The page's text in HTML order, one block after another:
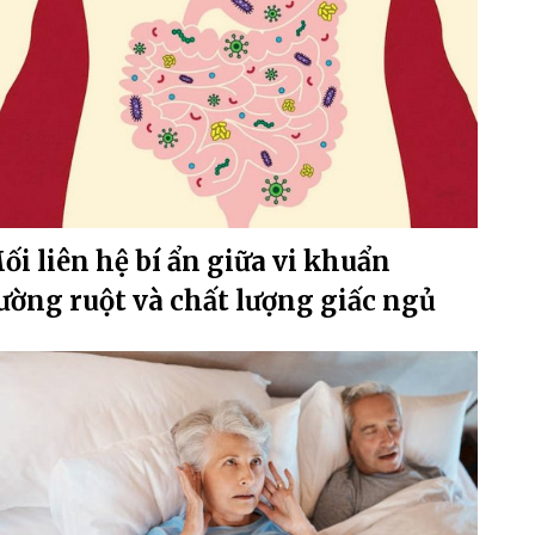
liên hệ bí ẩn giữa vi khuẩn
ruột và chất lượng giấc ngủ